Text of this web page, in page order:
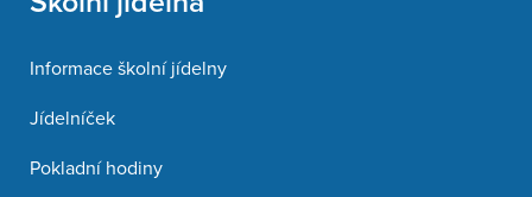
Informace školní jídelny
Jídelníček
Pokladní hodiny